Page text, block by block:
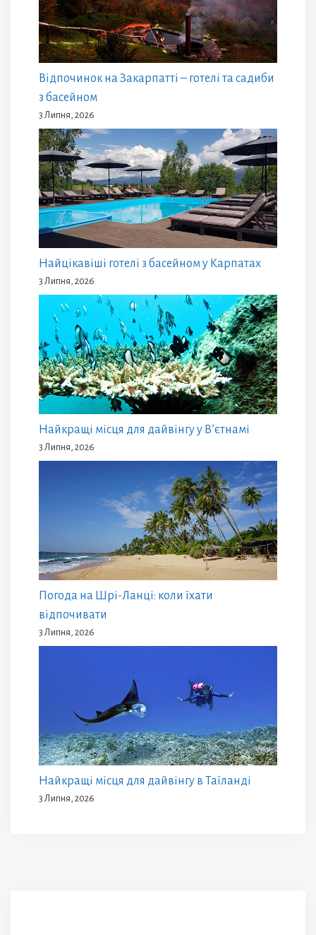
Відпочинок на Закарпатті – готелі та садиби
з басейном
3 Липня, 2026
Найцікавіші готелі з басейном у Карпатах
3 Липня, 2026
Найкращі місця для дайвінгу у В’єтнамі
3 Липня, 2026
Погода на Шрі-Ланці: коли їхати
відпочивати
3 Липня, 2026
Найкращі місця для дайвінгу в Таїланді
3 Липня, 2026